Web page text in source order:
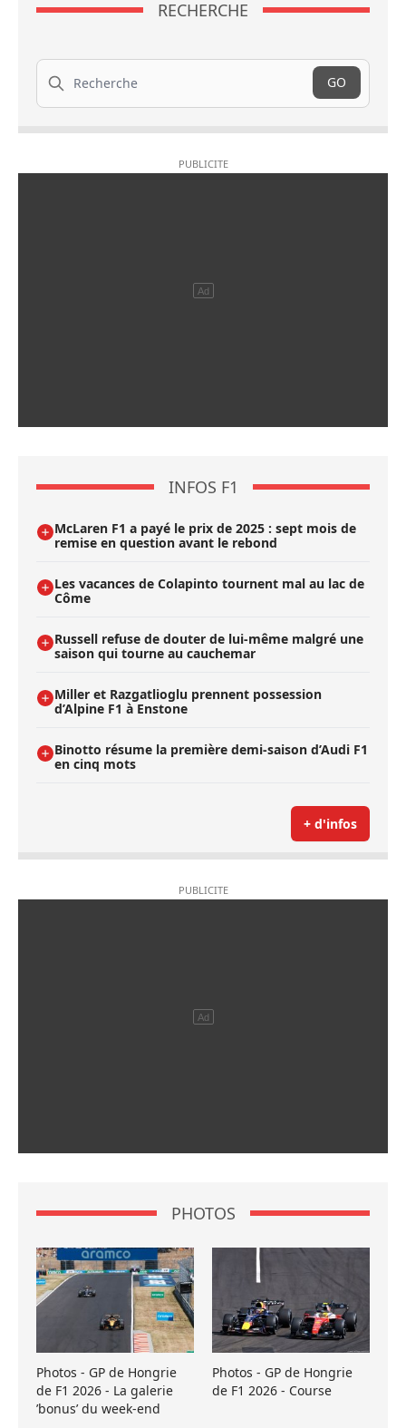
RECHERCHE
Recherche
GO
INFOS F1
McLaren F1 a payé le prix de 2025 : sept mois de
remise en question avant le rebond
Les vacances de Colapinto tournent mal au lac de
Côme
Russell refuse de douter de lui-même malgré une
saison qui tourne au cauchemar
Miller et Razgatlioglu prennent possession
d’Alpine F1 à Enstone
Binotto résume la première demi-saison d’Audi F1
en cinq mots
+ d'infos
PHOTOS
Photos - GP de Hongrie
de F1 2026 - La galerie
’bonus’ du week-end
Photos - GP de Hongrie
de F1 2026 - Course